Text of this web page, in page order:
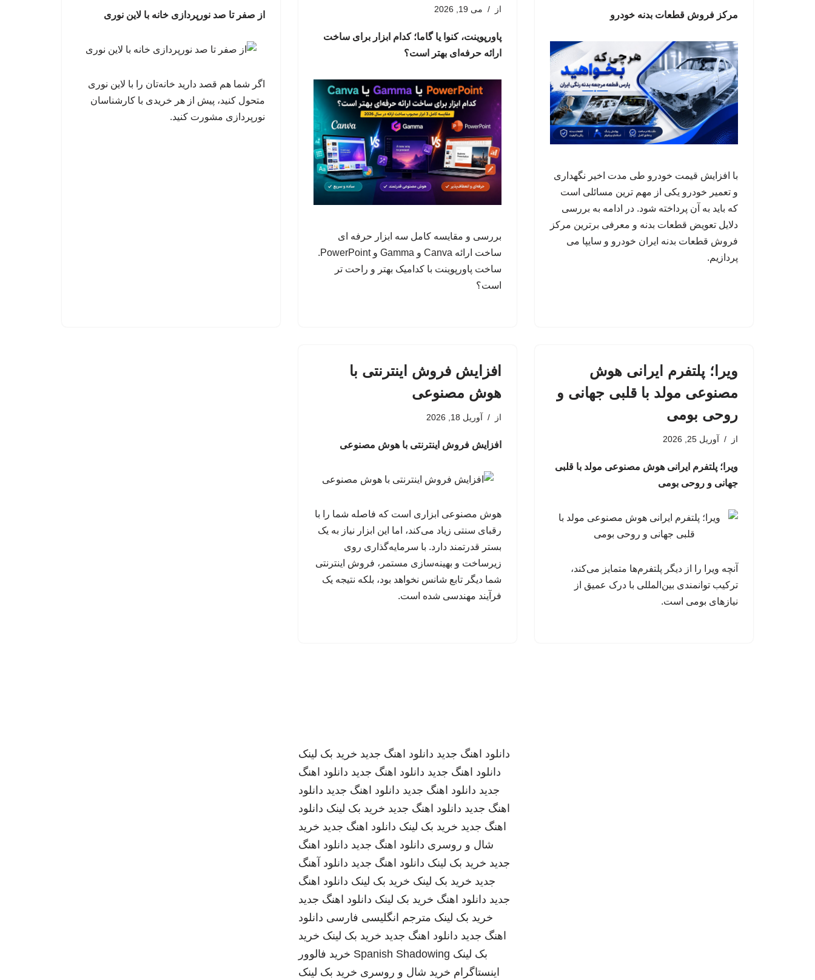
مرکز فروش قطعات بدنه خودرو
با افزایش قیمت خودرو طی مدت اخیر نگهداری
و تعمیر خودرو یکی از مهم ترین مسائلی است
که باید به آن پرداخته شود. در ادامه به بررسی
دلایل تعویض قطعات بدنه و معرفی برترین مرکز
فروش قطعات بدنه ایران خودرو و سایپا می
پردازیم.
از می 19, 2026
پاورپوینت، کنوا یا گاما؛ کدام ابزار برای ساخت
ارائه حرفه‌ای بهتر است؟
بررسی و مقایسه کامل سه ابزار حرفه ای
ساخت ارائه Canva و Gamma و PowerPoint.
ساخت پاورپوینت با کدامیک بهتر و راحت تر
است؟
از صفر تا صد نورپردازی خانه با لاین نوری
اگر شما هم قصد دارید خانه‌تان را با لاین نوری
متحول کنید، پیش از هر خریدی با کارشناسان
نورپردازی مشورت کنید.
ویرا؛ پلتفرم ایرانی هوش
مصنوعی مولد با قلبی جهانی و
روحی بومی
از آوریل 25, 2026
ویرا؛ پلتفرم ایرانی هوش مصنوعی مولد با قلبی
جهانی و روحی بومی
آنچه ویرا را از دیگر پلتفرم‌ها متمایز می‌کند،
ترکیب توانمندی بین‌المللی با درک عمیق از
نیازهای بومی است.
افزایش فروش اینترنتی با
هوش مصنوعی
از آوریل 18, 2026
افزایش فروش اینترنتی با هوش مصنوعی
هوش مصنوعی ابزاری است که فاصله شما را با
رقبای سنتی زیاد می‌کند، اما این ابزار نیاز به یک
بستر قدرتمند دارد. با سرمایه‌گذاری روی
زیرساخت و بهینه‌سازی مستمر، فروش اینترنتی
شما دیگر تابع شانس نخواهد بود، بلکه نتیجه یک
فرآیند مهندسی شده است.
دانلود اهنگ جدید دانلود اهنگ جدید خرید بک لینک
دانلود اهنگ جدید دانلود اهنگ جدید دانلود اهنگ
جدید دانلود اهنگ جدید دانلود اهنگ جدید دانلود
اهنگ جدید دانلود اهنگ جدید خرید بک لینک دانلود
اهنگ جدید خرید بک لینک دانلود اهنگ جدید خرید
شال و روسری دانلود اهنگ جدید دانلود اهنگ
جدید خرید بک لینک دانلود اهنگ جدید دانلود آهنگ
جدید خرید بک لینک خرید بک لینک دانلود اهنگ
جدید دانلود اهنگ خرید بک لینک دانلود اهنگ جدید
خرید بک لینک مترجم انگلیسی فارسی دانلود
اهنگ جدید دانلود اهنگ جدید خرید بک لینک خرید
بک لینک Spanish Shadowing خرید فالوور
اینستاگرام خرید شال و روسری خرید بک لینک